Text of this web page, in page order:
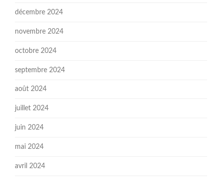
décembre 2024
novembre 2024
octobre 2024
septembre 2024
août 2024
juillet 2024
juin 2024
mai 2024
avril 2024